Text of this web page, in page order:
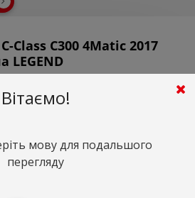
Class C300 4Matic 2017
LEGEND
($7.2)
Вітаємо!
мову для подальшого
перегляду